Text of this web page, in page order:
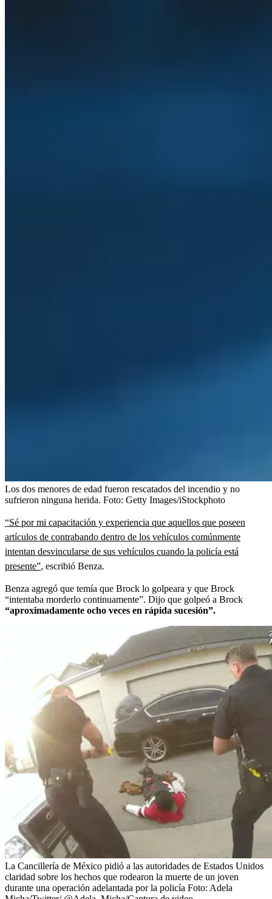
Los dos menores de edad fueron rescatados del incendio y no
sufrieron ninguna herida. Foto: Getty Images/iStockphoto
“Sé por mi capacitación y experiencia que aquellos que poseen
artículos de contrabando dentro de los vehículos comúnmente
intentan desvincularse de sus vehículos cuando la policía está
presente”, escribió Benza.
Benza agregó que temía que Brock lo golpeara y que Brock
“intentaba morderlo continuamente”. Dijo que golpeó a Brock
“aproximadamente ocho veces en rápida sucesión”.
La Cancillería de México pidió a las autoridades de Estados Unidos
claridad sobre los hechos que rodearon la muerte de un joven
durante una operación adelantada por la policía Foto: Adela